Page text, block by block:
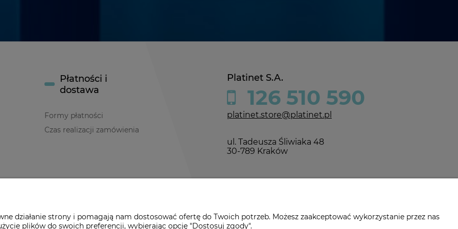
Platinet S.A.
126 510 590
platinet.store@platinet.pl
ul. Tadeusza Śliwiaka 48
30-789 Kraków
Płatności i
dostawa
Formy płatności
Czas realizacji zamówienia
działanie strony i pomagają nam dostosować ofertę do Twoich potrzeb. Możesz zaakceptować wykorzystanie przez nas
plików do swoich preferencji, wybierając opcję "Dostosuj zgody".